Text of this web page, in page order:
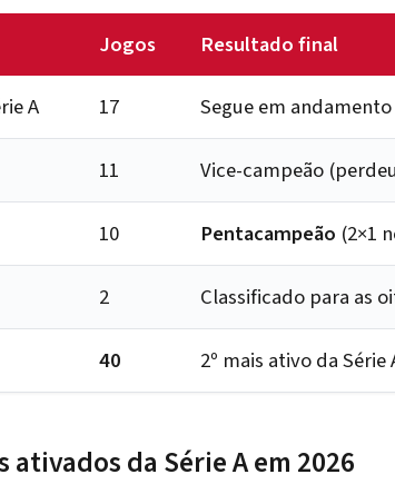
Jogos Resultado final
A 17 Segue em
11 Vice-campeão
10 Pentacampeão (2×1
2 Classificado para as
40 2º mais ativo da Série
da Série A em 2026